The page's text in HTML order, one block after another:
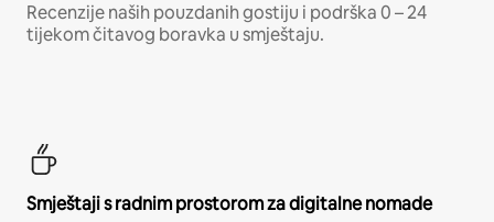
Recenzije naših pouzdanih gostiju i podrška 0 – 24
tijekom čitavog boravka u smještaju.
Smještaji s radnim prostorom za digitalne nomade